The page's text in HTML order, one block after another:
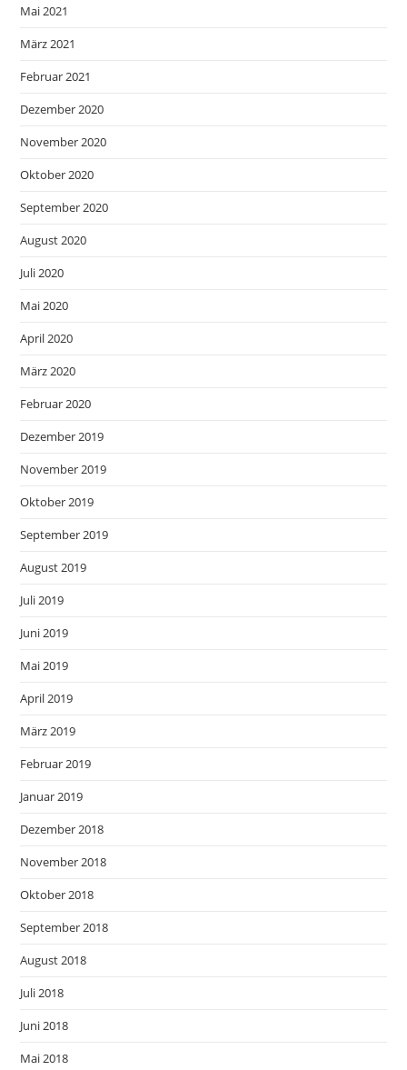
Mai 2021
März 2021
Februar 2021
Dezember 2020
November 2020
Oktober 2020
September 2020
August 2020
Juli 2020
Mai 2020
April 2020
März 2020
Februar 2020
Dezember 2019
November 2019
Oktober 2019
September 2019
August 2019
Juli 2019
Juni 2019
Mai 2019
April 2019
März 2019
Februar 2019
Januar 2019
Dezember 2018
November 2018
Oktober 2018
September 2018
August 2018
Juli 2018
Juni 2018
Mai 2018